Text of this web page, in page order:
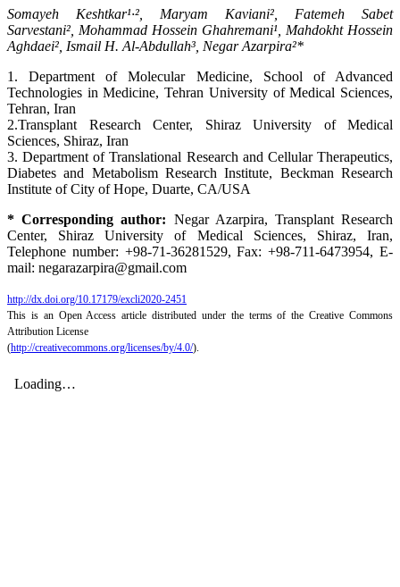
Somayeh Keshtkar¹·², Maryam Kaviani², Fatemeh Sabet
Sarvestani², Mohammad Hossein Ghahremani¹, Mahdokht Hossein
Aghdaei², Ismail H. Al-Abdullah³, Negar Azarpira²*
1. Department of Molecular Medicine, School of Advanced
Technologies in Medicine, Tehran University of Medical Sciences,
Tehran, Iran
2.Transplant Research Center, Shiraz University of Medical
Sciences, Shiraz, Iran
3. Department of Translational Research and Cellular Therapeutics,
Diabetes and Metabolism Research Institute, Beckman Research
Institute of City of Hope, Duarte, CA/USA
* Corresponding author: Negar Azarpira, Transplant Research
Center, Shiraz University of Medical Sciences, Shiraz, Iran,
Telephone number: +98-71-36281529, Fax: +98-711-6473954, E-
mail: negarazarpira@gmail.com
http://dx.doi.org/10.17179/excli2020-2451
This is an Open Access article distributed under the terms of the Creative Commons
Attribution License
(http://creativecommons.org/licenses/by/4.0/).